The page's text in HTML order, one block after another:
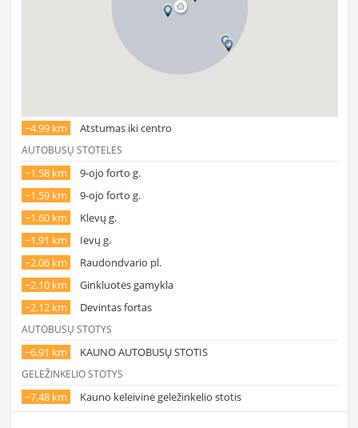
~4.99 km Atstumas iki centro
AUTOBUSŲ STOTELĖS
~1.58 km
9-ojo forto g.
~1.59 km
9-ojo forto g.
~1.60 km
Klevų g.
~1.91 km
Ievų g.
~2.06 km
Raudondvario pl.
~2.10 km
Ginkluotės gamykla
~2.12 km
Devintas fortas
AUTOBUSŲ STOTYS
~6.91 km KAUNO AUTOBUSŲ STOTIS
GELEŽINKELIO STOTYS
~7.48 km Kauno keleivinė geležinkelio stotis